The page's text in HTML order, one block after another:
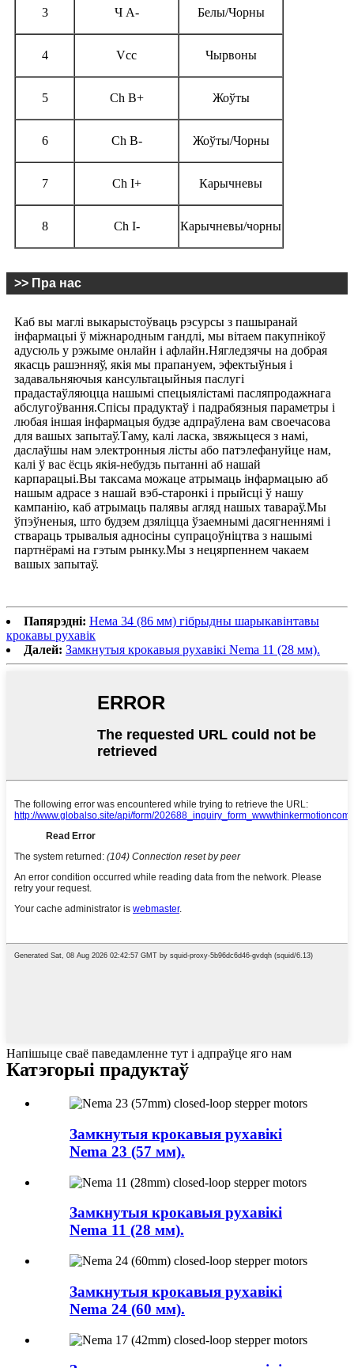
3 Ч А- Белы/Чорны
4 Vcc Чырвоны
5 Ch B+ Жоўты
6 Ch B- Жоўты/Чорны
7 Ch I+ Карычневы
8 Ch I- Карычневы/чорны
>> Пра нас
Каб вы маглі выкарыстоўваць рэсурсы з пашыранай
інфармацыі ў міжнародным гандлі, мы вітаем пакупнікоў
адусюль у рэжыме онлайн і афлайн.Нягледзячы на ​​​​добрая
якасць рашэнняў, якія мы прапануем, эфектыўныя і
задавальняючыя кансультацыйныя паслугі
прадастаўляюцца нашымі спецыялістамі пасляпродажнага
абслугоўвання.Спісы прадуктаў і падрабязныя параметры і
любая іншая інфармацыя будзе адпраўлена вам своечасова
для вашых запытаў.Таму, калі ласка, звяжыцеся з намі,
даслаўшы нам электронныя лісты або патэлефануйце нам,
калі ў вас ёсць якія-небудзь пытанні аб нашай
карпарацыі.Вы таксама можаце атрымаць інфармацыю аб
нашым адрасе з нашай вэб-старонкі і прыйсці ў нашу
кампанію, каб атрымаць палявы агляд нашых тавараў.Мы
ўпэўненыя, што будзем дзяліцца ўзаемнымі дасягненнямі і
ствараць трывалыя адносіны супрацоўніцтва з нашымі
партнёрамі на гэтым рынку.Мы з нецярпеннем чакаем
вашых запытаў.
Папярэдні: Нема 34 (86 мм) гібрыдны шарыкавінтавы
крокавы рухавік
Далей: Замкнутыя крокавыя рухавікі Nema 11 (28 мм).
Напішыце сваё паведамленне тут і адпраўце яго нам
Катэгорыі прадуктаў
Замкнутыя крокавыя рухавікі
Nema 23 (57 мм).
Замкнутыя крокавыя рухавікі
Nema 11 (28 мм).
Замкнутыя крокавыя рухавікі
Nema 24 (60 мм).